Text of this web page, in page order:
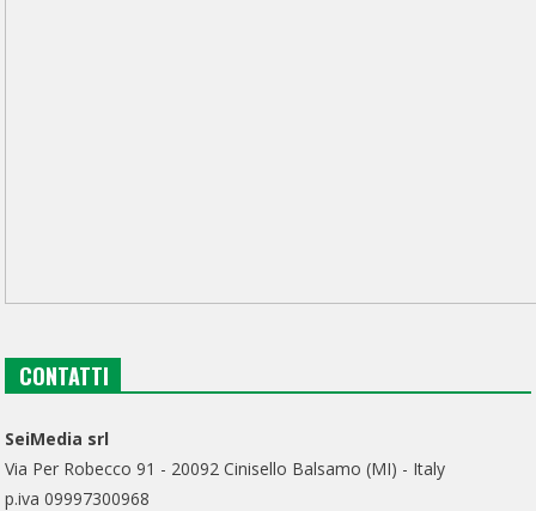
CONTATTI
SeiMedia srl
Via Per Robecco 91 - 20092 Cinisello Balsamo (MI) - Italy
p.iva 09997300968